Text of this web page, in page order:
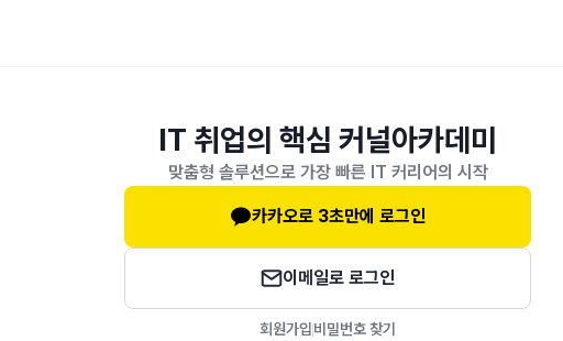
IT 취업의 핵심 커널아카데미
맞춤형 솔루션으로 가장 빠른 IT 커리어의 시작
카카오로 3초만에 로그인
이메일로 로그인
회원가입비밀번호 찾기